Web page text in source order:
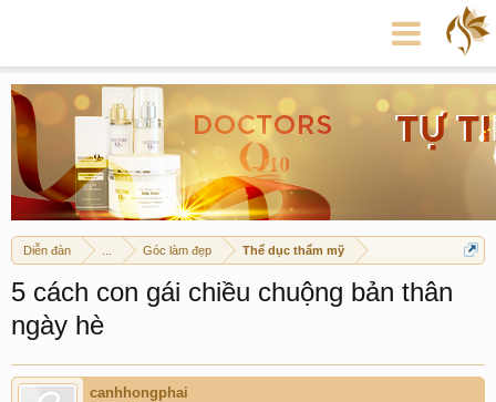
Diễn đàn Góc làm đẹp Thể dục thẩm mỹ
5 cách con gái chiều chuộng bản thân
ngày hè
canhhongphai